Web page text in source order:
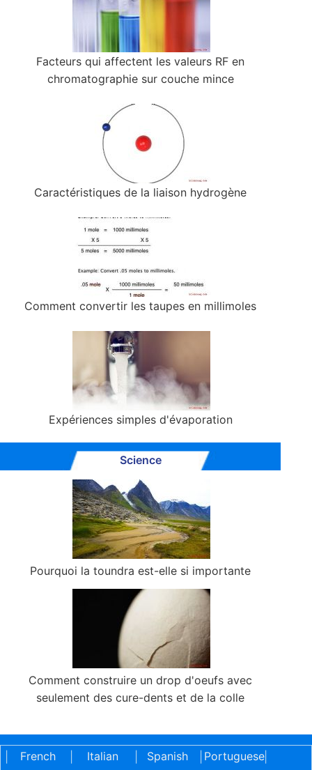
Facteurs qui affectent les valeurs RF en
chromatographie sur couche mince
Caractéristiques de la liaison hydrogène
Comment convertir les taupes en millimoles
Expériences simples d'évaporation
Science
Pourquoi la toundra est-elle si importante
Comment construire un drop d'oeufs avec
seulement des cure-dents et de la colle
French Italian Spanish Portuguese|